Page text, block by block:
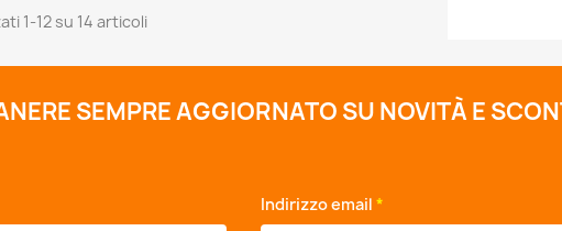
1-12 su 14 articoli
SEMPRE AGGIORNATO SU NOVITÀ E
Indirizzo email*